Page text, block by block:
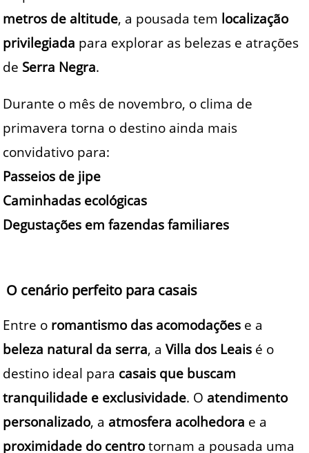
metros de altitude, a pousada tem localização
privilegiada para explorar as belezas e atrações
de Serra Negra.
Durante o mês de novembro, o clima de
primavera torna o destino ainda mais
convidativo para:
Passeios de jipe
Caminhadas ecológicas
Degustações em fazendas familiares
O cenário perfeito para casais
Entre o romantismo das acomodações e a
beleza natural da serra, aVilla dos Leais é o
destino ideal para casais que buscam
tranquilidade e exclusividade. O atendimento
personalizado, a atmosfera acolhedora e a
proximidade do centrotornam a pousada uma